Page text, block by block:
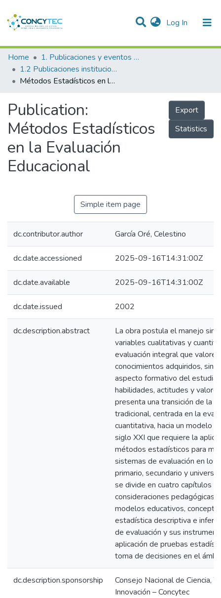
Log In (current)
Communities & Collections
Research Outputs
People
Statistics
Home
1. Publicaciones y eventos institucionales
1.2 Publicaciones institucionales
Métodos Estadísticos en la Evaluación Educacional
Publication:
Métodos Estadísticos
en la Evaluación
Educacional
Export
Statistics
Simple item page
dc.contributor.author García Oré, Celestino
dc.date.accessioned 2025-09-16T14:31:00Z
dc.date.available 2025-09-16T14:31:00Z
dc.date.issued 2002
dc.description.abstract
La obra postula el manejo
variables cualitativas y
evaluación integral que valore
conocimientos adquiridos,
aspecto formativo del
habilidades, actitudes y
presenta una transición de la
tradicional, centrada en la
cuantitativa, hacia un modelo
siglo XXI que requiere la
métodos estadísticos para
sistemas de evaluación en los
primario, secundario y
se divide en cuatro capítulos
consideraciones pedagógicas
modelos educativos,
estadística descriptiva e
de evaluación y sus
aplicación de pruebas
toma de decisiones en el
dc.description.sponsorship
Consejo Nacional de Ciencia,
Innovación – Concytec